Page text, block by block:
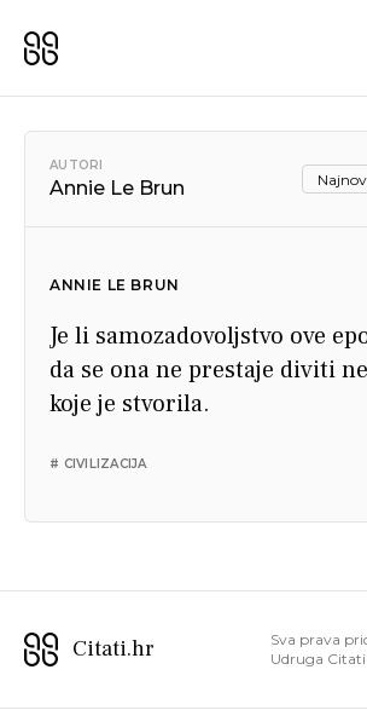
AUTORI
Annie Le Brun
ANNIE LE BRUN
Je li samozadovoljstvo ove
da se ona ne prestaje diviti
koje je stvorila.
# CIVILIZACIJA
Citati.hr
Sva prava
Udruga